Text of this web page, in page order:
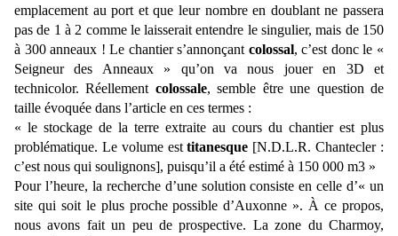
emplacement au port et que leur nombre en doublant ne passera
pas de 1 à 2 comme le laisserait entendre le singulier, mais de 150
à 300 anneaux ! Le chantier s’annonçant colossal, c’est donc le «
Seigneur des Anneaux » qu’on va nous jouer en 3D et
technicolor. Réellement colossale, semble être une question de
taille évoquée dans l’article en ces termes :
« le stockage de la terre extraite au cours du chantier est plus
problématique. Le volume esttitanesque [N.D.L.R. Chantecler :
c’est nous qui soulignons], puisqu’il a été estimé à 150 000 m3 »
Pour l’heure, la recherche d’une solution consiste en celle d’« un
site qui soit le plus proche possible d’Auxonne ». À ce propos,
nous avons fait un peu de prospective. La zone du Charmoy,